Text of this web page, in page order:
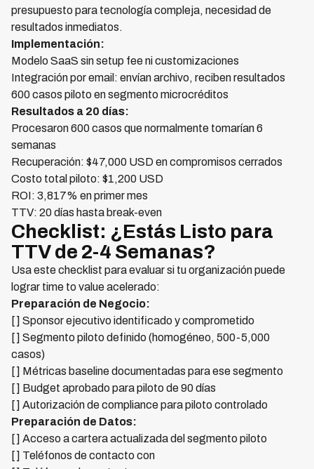
presupuesto para tecnología compleja, necesidad de
resultados inmediatos.
Implementación:
Modelo SaaS sin setup fee ni customizaciones
Integración por email: envían archivo, reciben resultados
600 casos piloto en segmento microcréditos
Resultados a 20 días:
Procesaron 600 casos que normalmente tomarían 6
semanas
Recuperación: $47,000 USD en compromisos cerrados
Costo total piloto: $1,200 USD
ROI: 3,817% en primer mes
TTV: 20 días hasta break-even
Checklist: ¿Estás Listo para
TTV de 2-4 Semanas?
Usa este checklist para evaluar si tu organización puede
lograr time to value acelerado:
Preparación de Negocio:
[ ] Sponsor ejecutivo identificado y comprometido
[ ] Segmento piloto definido (homogéneo, 500-5,000
casos)
[ ] Métricas baseline documentadas para ese segmento
[ ] Budget aprobado para piloto de 90 días
[ ] Autorización de compliance para piloto controlado
Preparación de Datos:
[ ] Acceso a cartera actualizada del segmento piloto
[ ] Teléfonos de contacto con